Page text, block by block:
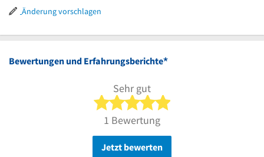
Uhr
Änderung vorschlagen
Bewertungen und Erfahrungsberichte*
Sehr gut
5 von 5 Sternen
1 Bewertung
Jetzt bewerten